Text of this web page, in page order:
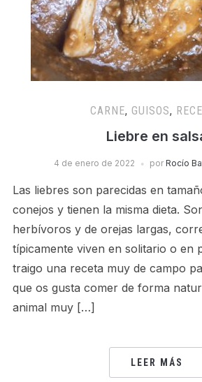
CARNE, GUISOS,
Liebre en
4 de enero de 2022 por Rocío
Las liebres son parecidas en
conejos y tienen la misma dieta.
herbívoros y de orejas largas,
típicamente viven en solitario o en
traigo una receta muy de campo
que os gusta comer de forma
animal muy […]
LEER MÁS